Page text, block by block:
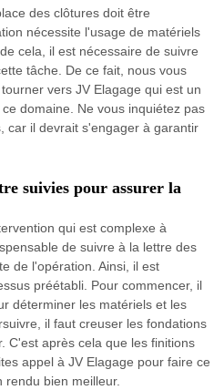
des clôtures doit être
nécessite l'usage de matériels
cela, il est nécessaire de suivre
tâche. De ce fait, nous vous
vers JV Elagage qui est un
domaine. Ne vous inquiétez pas
car il devrait s'engager à garantir
suivies pour assurer la
qui est complexe à
de suivre à la lettre des
de l'opération. Ainsi, il est
préétabli. Pour commencer, il
déterminer les matériels et les
il faut creuser les fondations
C'est après cela que les finitions
appel à JV Elagage pour faire ce
bien meilleur.